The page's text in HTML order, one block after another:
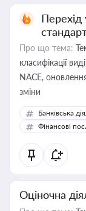
Перехід
Про що тема:
класифікації
NACE,
зміни
Банківська
Фінансові
Оціночна